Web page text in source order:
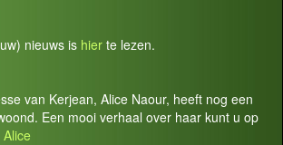
nieuws is hier te lezen.
van Kerjean, Alice Naour, heeft nog een
Een mooi verhaal over haar kunt u op
Alice